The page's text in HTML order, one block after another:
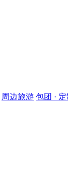
周边旅游 包团 ·